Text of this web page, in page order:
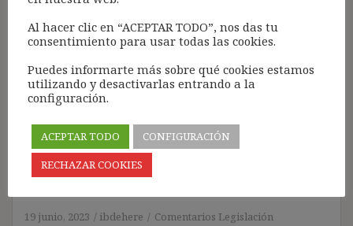
Inteligencia artificial y
reconocimiento biométrico
de emociones: una
valoración a la luz de las
enmiendas del Parlamento
europeo a la Ley de
Inteligencia Artificial
19 junio, 2023 ibdehere Comentarios Legislación
Al hacer clic en “ACEPTAR TODO”, nos das tu
consentimiento para usar todas las cookies.
Puedes informarte más sobre qué cookies estamos
utilizando y desactivarlas entrando a la
configuración.
ACEPTAR TODO
CONFIGURACIÓN
RECHAZAR COOKIES